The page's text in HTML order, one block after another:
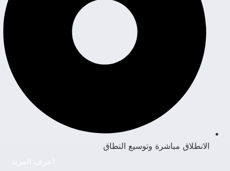
الانطلاق مباشرة وتوسيع النطاق